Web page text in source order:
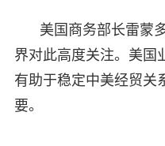
美国商务部长雷蒙
界对此高度关注。美国
有助于稳定中美经贸关
要。